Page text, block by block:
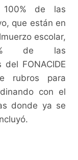
de las
que están en
escolar,
de las
FONACIDE
rubros para
con el
donde ya se